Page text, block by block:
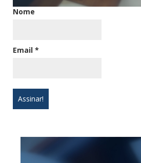
Nome
Email *